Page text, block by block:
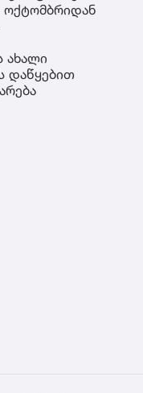
ოქტომბრიდან
ახალი
დაწყებით